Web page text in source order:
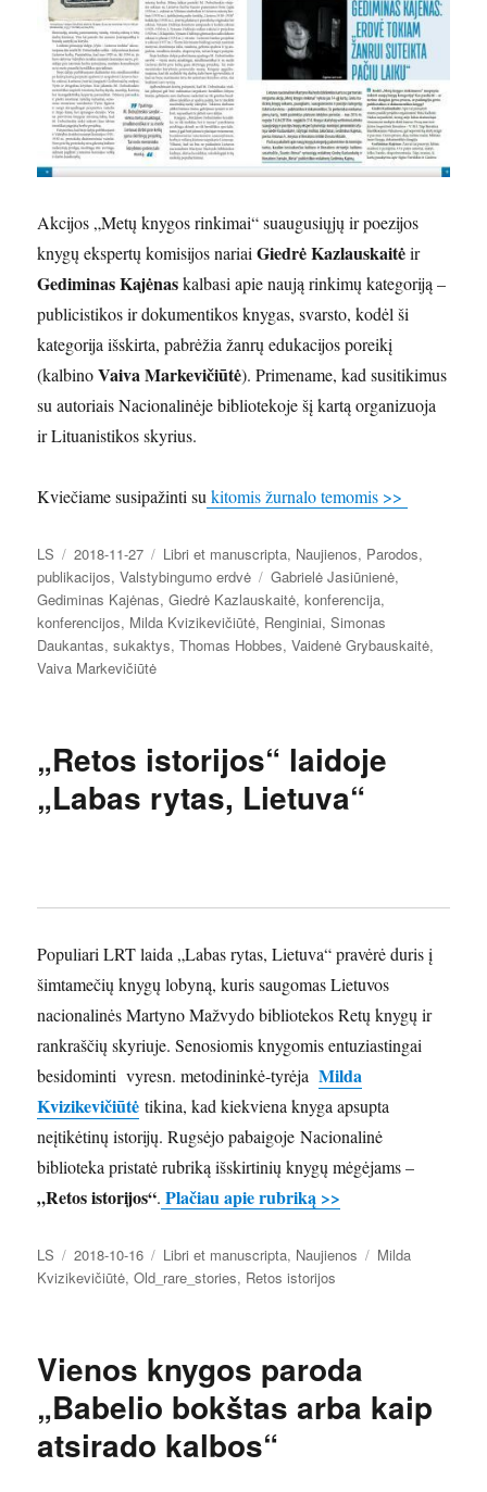
Akcijos „Metų knygos rinkimai“ suaugusiųjų ir poezijos
knygų ekspertų komisijos nariaiGiedrė Kazlauskaitėir
Gediminas Kajėnaskalbasi apie naują rinkimų kategoriją –
publicistikos ir dokumentikos knygas, svarsto, kodėl ši
kategorija išskirta, pabrėžia žanrų edukacijos poreikį
(kalbinoVaiva Markevičiūtė). Primename, kad susitikimus
su autoriais Nacionalinėje bibliotekoje šį kartą organizuoja
ir Lituanistikos skyrius.
Kviečiame susipažinti sukitomis žurnalo temomis >>
Autorius
LS Paskelbta
2018-11-27 Kategorijos
Libri et manuscripta, Naujienos, Parodos,
publikacijos,Valstybingumo erdvė Žymos
Gabrielė Jasiūnienė,
Gediminas Kajėnas,Giedrė Kazlauskaitė,konferencija,
konferencijos, Milda Kvizikevičiūtė, Renginiai,Simonas
Daukantas,sukaktys,Thomas Hobbes,Vaidenė Grybauskaitė,
Vaiva Markevičiūtė
„Retos istorijos“ laidoje
„Labas rytas, Lietuva“
Populiari LRT laida „Labas rytas, Lietuva“ pravėrė duris į
šimtamečių knygų lobyną, kuris saugomas Lietuvos
nacionalinės Martyno Mažvydo bibliotekos Retų knygų ir
rankraščių skyriuje. Senosiomis knygomis entuziastingai
besidominti vyresn. metodininkė-tyrėjaMilda
Kvizikevičiūtė tikina, kad kiekviena knyga apsupta
neįtikėtinų istorijų. Rugsėjo pabaigoje Nacionalinė
biblioteka pristatė rubriką išskirtinių knygų mėgėjams –
„Retos istorijos“. Plačiau apie rubriką >>
Autorius
LS Paskelbta
2018-10-16 Kategorijos
Libri et manuscripta, Naujienos Žymos
Milda
Kvizikevičiūtė,Old_rare_stories, Retos istorijos
Vienos knygos paroda
„Babelio bokštas arba kaip
atsirado kalbos“